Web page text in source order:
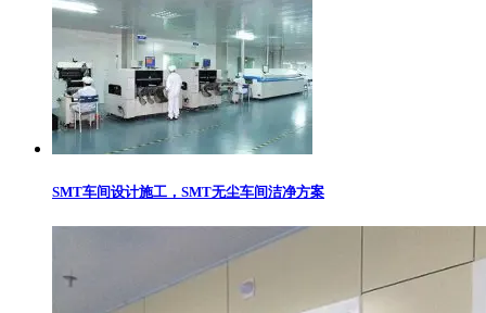
SMT车间设计施工，SMT无尘车间洁净方案